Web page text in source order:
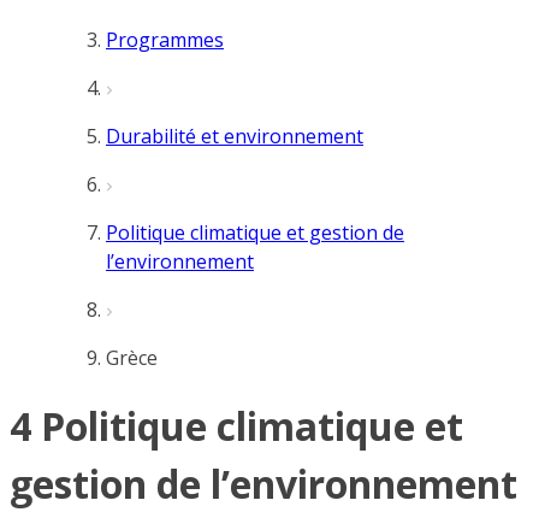
Programmes
Durabilité et environnement
Politique climatique et gestion de
l’environnement
Grèce
4 Politique climatique et
gestion de l’environnement